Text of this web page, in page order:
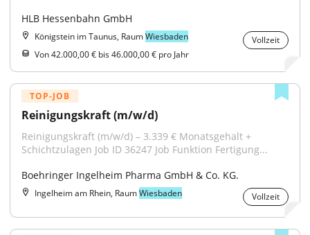
HLB Hessenbahn GmbH
Königstein im Taunus, RaumWiesbaden
Vollzeit
Von 42.000,00 € bis 46.000,00 € pro Jahr
TOP-JOB
Reinigungskraft (m/w/d)
Reinigungskraft (m/w/d) – 3.339 € Monatsgehalt +
Schichtzulagen Job ID 36247 Job Funktion Fertigung...
Boehringer Ingelheim Pharma GmbH & Co. KG.
Ingelheim am Rhein, RaumWiesbaden Vollzeit